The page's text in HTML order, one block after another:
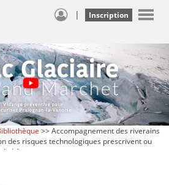
| Inscription
>> Accompagnement des riverains
des risques technologiques prescrivent ou
le bâti